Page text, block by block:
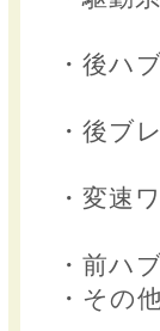
・後ハ
・後ブ
・変速
・前ハ
・その